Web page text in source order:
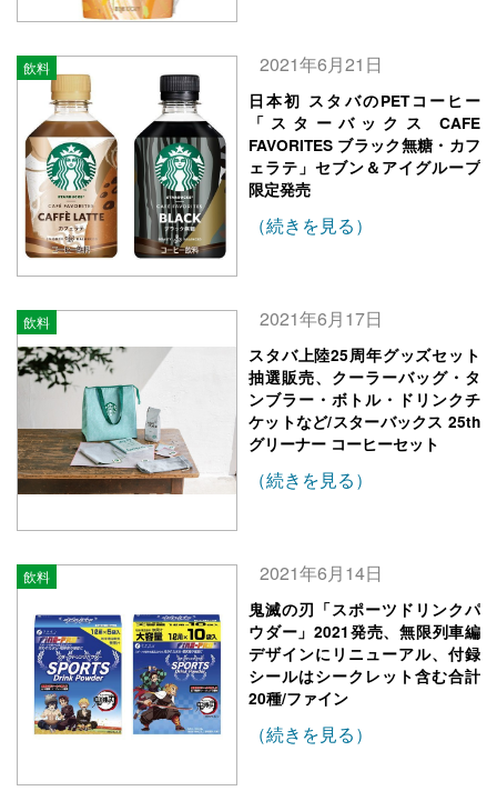
飲料 2021年6月21日
日本初 スタバのPETコーヒー
「スターバックス CAFE
FAVORITES ブラック無糖・カフ
ェラテ」セブン＆アイグループ
限定発売
（続きを見る）
飲料 2021年6月17日
スタバ上陸25周年グッズセット
抽選販売、クーラーバッグ・タ
ンブラー・ボトル・ドリンクチ
ケットなど/スターバックス 25th
グリーナー コーヒーセット
（続きを見る）
飲料 2021年6月14日
鬼滅の刃「スポーツドリンクパ
ウダー」2021発売、無限列車編
デザインにリニューアル、付録
シールはシークレット含む合計
20種/ファイン
（続きを見る）